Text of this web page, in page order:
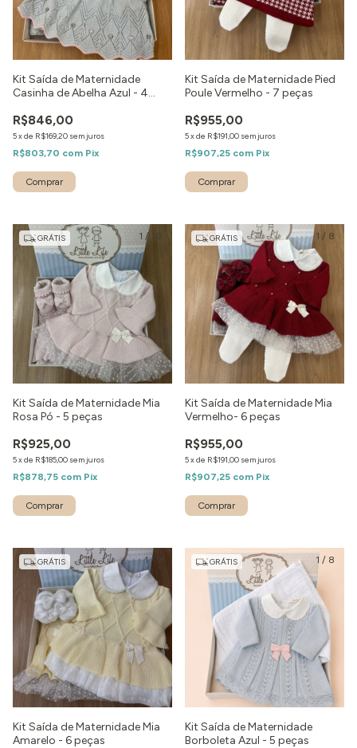
Kit Saída de Maternidade
Casinha de Abelha Azul - 4
R$846,00
5xde R$169,20 sem juros
R$803,70 com Pix
Comprar
Kit Saída de Maternidade Pied
Poule Vermelho - 7 peças
R$955,00
5xde R$191,00 sem juros
R$907,25 com Pix
Comprar
1 / 10
GRÁTIS
Kit Saída de Maternidade Mia
Rosa Pó - 5 peças
R$925,00
5xde R$185,00 sem juros
R$878,75 com Pix
Comprar
1 / 8
GRÁTIS
Kit Saída de Maternidade Mia
Vermelho- 6 peças
R$955,00
5xde R$191,00 sem juros
R$907,25 com Pix
Comprar
1/ 9
GRÁTIS
Kit Saída de Maternidade Mia
Amarelo - 6 peças
1 / 8
GRÁTIS
Kit Saída de Maternidade
Borboleta Azul - 5 peças